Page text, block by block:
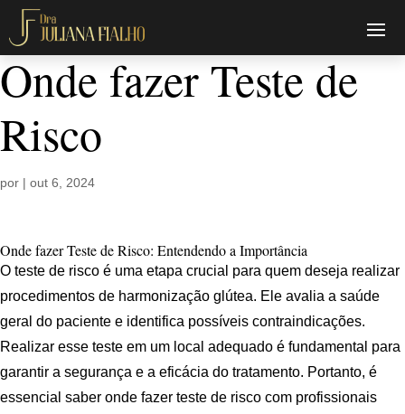
Onde fazer Teste de
Risco
por | out 6, 2024
Onde fazer Teste de Risco: Entendendo a Importância
O teste de risco é uma etapa crucial para quem deseja realizar
procedimentos de harmonização glútea. Ele avalia a saúde
geral do paciente e identifica possíveis contraindicações.
Realizar esse teste em um local adequado é fundamental para
garantir a segurança e a eficácia do tratamento. Portanto, é
essencial saber onde fazer teste de risco com profissionais